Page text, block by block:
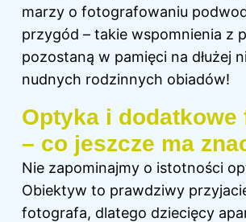
marzy o fotografowaniu
przygód – takie wspomnienia z
pozostaną w pamięci na dłużej
nudnych rodzinnych obiadów!
Optyka i dodatkowe
– co jeszcze ma
Nie zapominajmy o istotności
Obiektyw to prawdziwy
fotografa, dlatego dziecięcy